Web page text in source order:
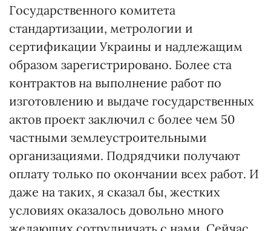
Государственного комитета
стандартизации, метрологии и
сертификации Украины и надлежащим
образом зарегистрировано. Более ста
контрактов на выполнение работ по
изготовлению и выдаче государственных
актов проект заключил с более чем 50
частными землеустроительными
организациями. Подрядчики получают
оплату только по окончании всех работ. И
даже на таких, я сказал бы, жестких
условиях оказалось довольно много